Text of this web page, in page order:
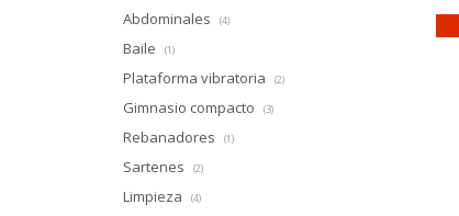
Abdominales (4)
Baile (1)
Plataforma vibratoria (2)
Gimnasio compacto (3)
Rebanadores (1)
Sartenes (2)
Limpieza (4)